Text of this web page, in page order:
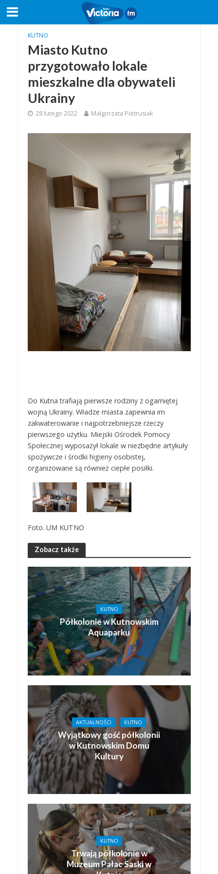
KUTNO
Miasto Kutno
przygotowało lokale
mieszkalne dla obywateli
Ukrainy
28 lutego 2022 Małgorzata Pietrusiak
Do Kutna trafiają pierwsze rodziny z ogarniętej
wojną Ukrainy. Władze miasta zapewnia im
zakwaterowanie i najpotrzebniejsze rzeczy
pierwszego użytku. Miejski Ośrodek Pomocy
Społecznej wyposażył lokale w niezbędne artykuły
spożywcze i środki higieny osobistej,
organizowane są również ciepłe posiłki.
Foto. UM KUTNO
Zobacz także
KUTNO
Półkolonie w Kutnowskim
Aquaparku
AKTUALNOŚCI KUTNO
Wyjątkowy gość półkolonii
w Kutnowskim Domu
Kultury
KUTNO
Trwają półkolonie w
Muzeum Pałac Saski w